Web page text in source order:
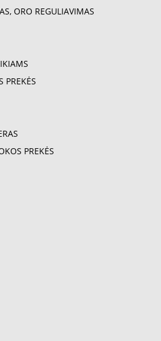
ORO REGULIAVIMAS
PREKĖS
PREKĖS